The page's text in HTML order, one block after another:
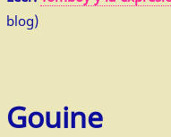
blog)
Gouine